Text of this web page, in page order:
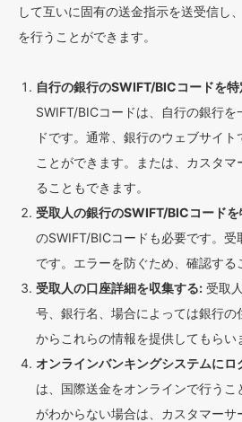
して互いに固有の送金指示を送受信し
を行うことができます。
自行の銀行のSWIFT/BICコードを
SWIFT/BICコードは、自行の銀行
ドです。通常、銀行のウェブサイ
ことができます。または、カスタ
ることもできます。
受取人の銀行のSWIFT/BICコード
のSWIFT/BICコードも必要です。
です。エラーを防ぐため、確認する
受取人の口座詳細を収集する: 受取
号、銀行名、場合によっては銀行の
からこれらの情報を提供してもらい
オンラインバンキングシステムにロ
は、国際送金をオンラインで行う
がわからない場合は、カスタマー